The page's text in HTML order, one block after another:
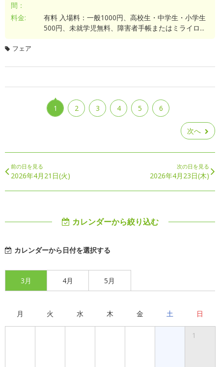
間：
料金:
有料 入場料：一般1000円、高校生・中学生・小学生
500円、未就学児無料、障害者手帳またはミライロ...
フェア
1 2 3 4 5 6
次へ
前の日を見る
2026年4月21日(火)
次の日を見る
2026年4月23日(木)
カレンダーから絞り込む
カレンダーから日付を選択する
3月 4月 5月
月 火 水 木 金 土 日
1